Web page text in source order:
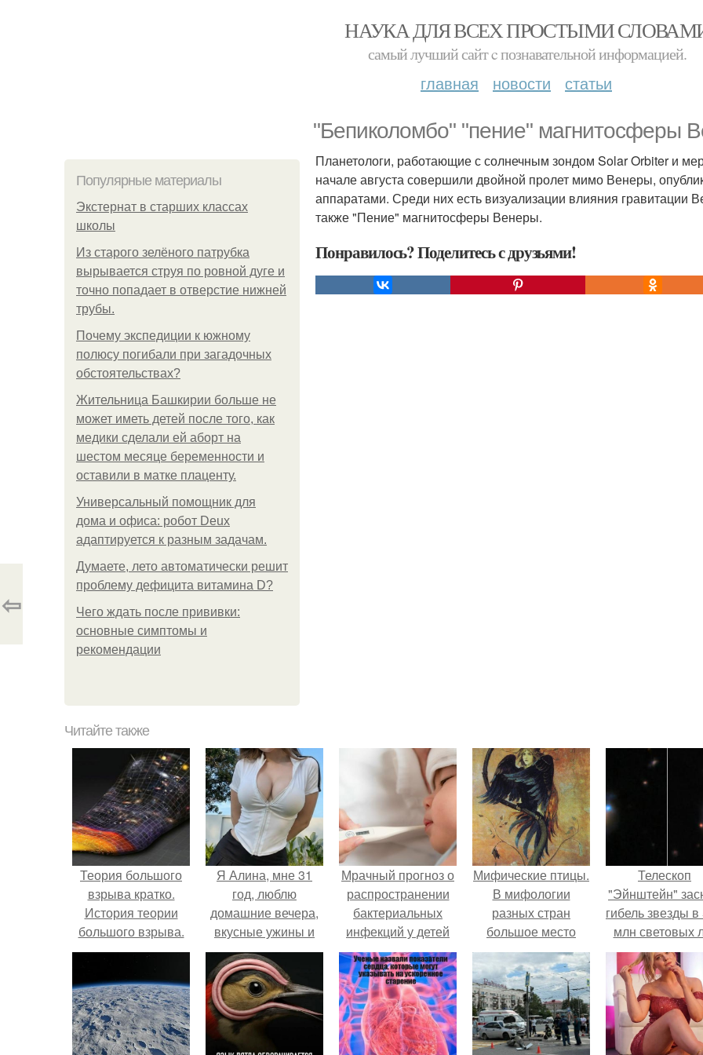
НАУКА ДЛЯ ВСЕХ ПРОСТЫМИ
самый лучший сайт c познавательной информацией.
главная новости статьи
"Бепиколомбо" "пение" магнитосферы
Популярные материалы
Экстернат в старших классах
школы
Из старого зелёного патрубка
вырывается струя по ровной дуге и
точно попадает в отверстие нижней
трубы.
Почему экспедиции к южному
полюсу погибали при загадочных
обстоятельствах?
Жительница Башкирии больше не
может иметь детей после того, как
медики сделали ей аборт на
шестом месяце беременности и
оставили в матке плаценту.
Универсальный помощник для
дома и офиса: робот Deux
адаптируется к разным задачам.
Думаете, лето автоматически решит
проблему дефицита витамина D?
Чего ждать после прививки:
основные симптомы и
рекомендации
Планетологи, работающие с солнечным зондом Solar Orbiter и
начале августа совершили двойной пролет мимо Венеры,
аппаратами. Среди них есть визуализации влияния гравитации
также "Пение" магнитосферы Венеры.
Понравилось? Поделитесь с друзьями!
⇦
Читайте также
Теория большого
взрыва кратко.
История теории
большого взрыва.
Я Алина, мне 31
год, люблю
домашние вечера,
вкусные ужины и
прогулки после
дождя.
Мрачный прогноз о
распространении
бактериальных
инфекций у детей
вышел.
Мифические птицы.
В мифологии
разных стран
большое место
занимают образы
птиц.
Телескоп
"Эйнштейн"
гибель звезды
млн световых
от земли.